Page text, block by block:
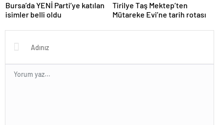
Bursa’da YENİ Parti’ye katılan
isimler belli oldu
Tirilye Taş Mektep’ten
Mütareke Evi’ne tarih rotası